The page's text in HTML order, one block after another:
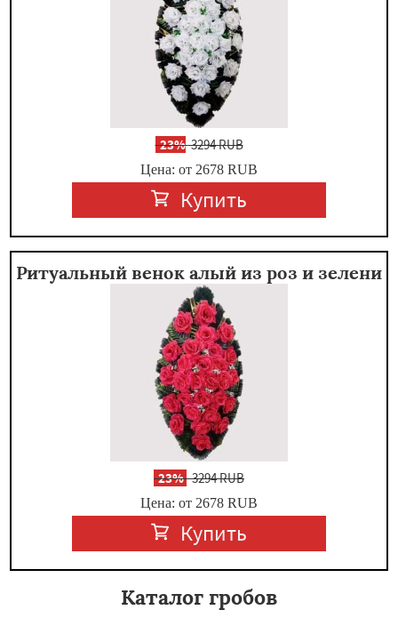
-23%3294 RUB
Цена: от 2678 RUB
Купить
Ритуальный венок алый из роз и зелени
-23%3294 RUB
Цена: от 2678 RUB
Купить
Каталог гробов